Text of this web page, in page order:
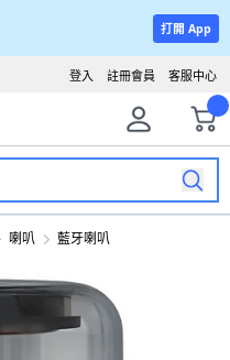
打開 App
客服中心
註冊會員
登入
喇叭 藍牙喇叭